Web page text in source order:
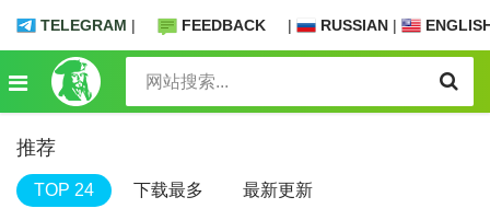
TELEGRAM | FEEDBACK | RUSSIAN |
推荐
TOP 24 下载最多 最新更新